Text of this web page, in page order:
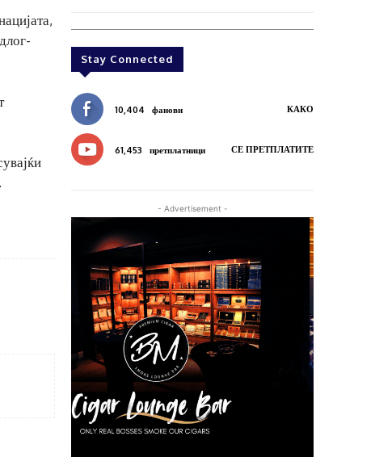
Stay Connected
10,404 фанови КАКО
61,453 претплатници СЕ ПРЕТПЛАТИТЕ
- Advertisement -